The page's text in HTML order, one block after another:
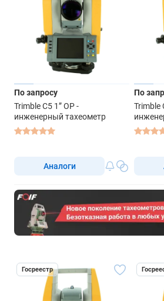
По запросу
Trimble C5 1” OP -
инженерный тахеометр
Аналоги
По
Trimble
Госреестр